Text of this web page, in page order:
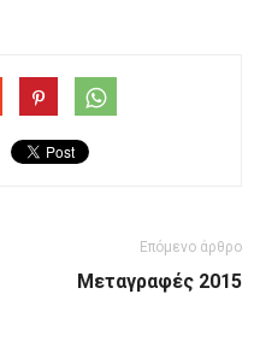
Επόμενο άρθρο
Μεταγραφές 2015